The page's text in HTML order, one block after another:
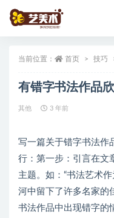
当前位置： 首页 技巧
有错字书法作品
其他 3 年前
写一篇关于错字书法作
行：第一步：引言在文
主题。如：“书法艺术
河中留下了许多名家的
书法作品中出现错字的